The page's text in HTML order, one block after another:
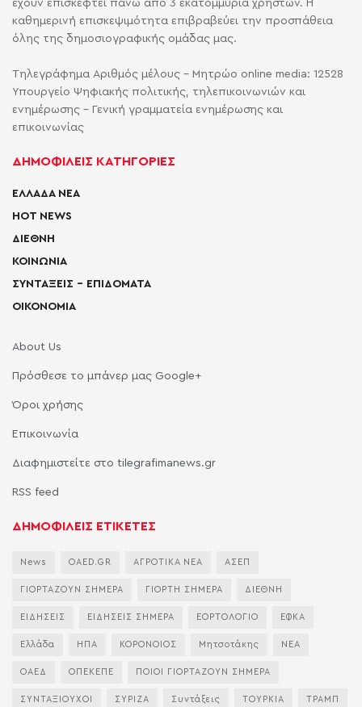
έχουν επισκεφτεί πάνω από 3 εκατομμύρια χρηστών. Η
καθημερινή επισκεψιμότητα επιβραβεύει την προσπάθεια
όλης της δημοσιογραφικής ομάδας μας.
Τηλεγράφημα Αριθμός μέλους - Μητρώο online media: 12528
Υπουργείο Ψηφιακής πολιτικής, τηλεπικοινωνιών και
ενημέρωσης - Γενική γραμματεία ενημέρωσης και
επικοινωνίας
ΔΗΜΟΦΙΛΕΙΣ ΚΑΤΗΓΟΡΙΕΣ
ΕΛΛΑΔΑ ΝΕΑ
HOT NEWS
ΔΙΕΘΝΗ
ΚΟΙΝΩΝΙΑ
ΣΥΝΤΑΞΕΙΣ – ΕΠΙΔΟΜΑΤΑ
ΟΙΚΟΝΟΜΙΑ
About Us
Πρόσθεσε το μπάνερ μας Google+
Όροι χρήσης
Επικοινωνία
Διαφημιστείτε στο tilegrafimanews.gr
RSS feed
ΔΗΜΟΦΙΛΕΙΣ ΕΤΙΚΕΤΕΣ
News OAED.GR ΑΓΡΟΤΙΚΑ ΝΕΑ ΑΣΕΠ
ΓΙΟΡΤΑΖΟΥΝ ΣΗΜΕΡΑ ΓΙΟΡΤΗ ΣΗΜΕΡΑ ΔΙΕΘΝΗ
ΕΙΔΗΣΕΙΣ ΕΙΔΗΣΕΙΣ ΣΗΜΕΡΑ ΕΟΡΤΟΛΟΓΙΟ ΕΦΚΑ
Ελλάδα ΗΠΑ ΚΟΡΟΝΟΙΟΣ Μητσοτάκης ΝΕΑ
ΟΑΕΔ ΟΠΕΚΕΠΕ ΠΟΙΟΙ ΓΙΟΡΤΑΖΟΥΝ ΣΗΜΕΡΑ
ΣΥΝΤΑΞΙΟΥΧΟΙ ΣΥΡΙΖΑ Συντάξεις ΤΟΥΡΚΙΑ ΤΡΑΜΠ